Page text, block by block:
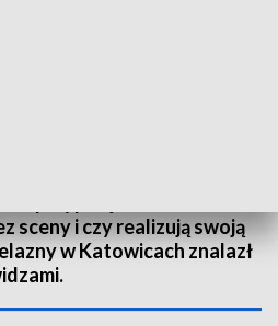
sceny i czy realizują swoją
w Katowicach znalazł